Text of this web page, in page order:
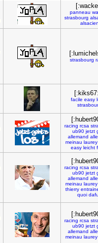
panneau
strasbourg
strasbourg
facile easy
racing rcsa
ub90 jetzt
allemand
meinau laurey
easy leicht
racing rcsa
ub90 jetzt
allemand
meinau laurey
thierry
quoi
racing rcsa
ub90 jetzt
allemand
meinau laurey